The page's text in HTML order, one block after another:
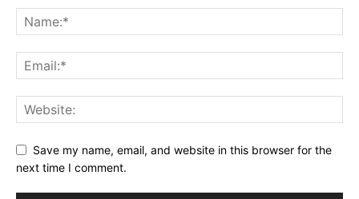
Save my name, email, and website in this browser for the
next time I comment.